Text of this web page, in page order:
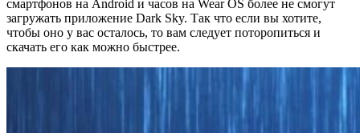
смартфонов на Android и часов на Wear OS более не смогут
загружать приложение Dark Sky. Так что если вы хотите,
чтобы оно у вас осталось, то вам следует поторопиться и
скачать его как можно быстрее.